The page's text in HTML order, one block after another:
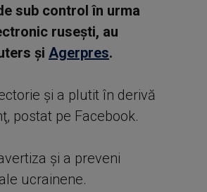
sub control în urma
ruseşti, au
şi Agerpres.
şi a plutit în derivă
postat pe Facebook.
şi a preveni
ucrainene.